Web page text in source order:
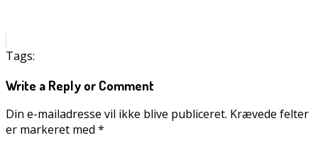
Tags:
Write a Reply or Comment
Din e-mailadresse vil ikke blive publiceret. Krævede felter
er markeret med *